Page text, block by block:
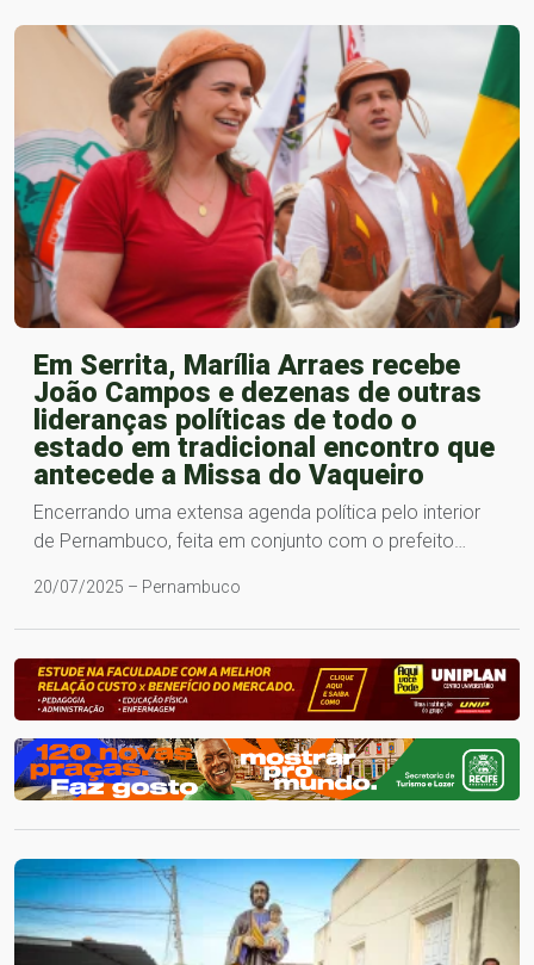
Em Serrita, Marília Arraes recebe
João Campos e dezenas de outras
lideranças políticas de todo o
estado em tradicional encontro que
antecede a Missa do Vaqueiro
Encerrando uma extensa agenda política pelo interior
de Pernambuco, feita em conjunto com o prefeito…
20/07/2025 – Pernambuco